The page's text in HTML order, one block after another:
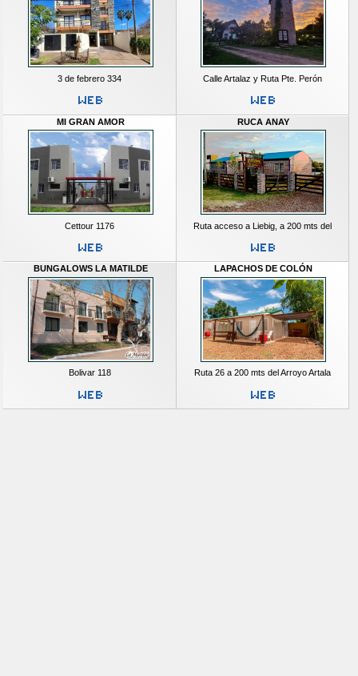
3 de febrero 334 Calle Artalaz y Ruta Pte. Perón
MI GRAN AMOR
Cettour 1176
RUCA ANAY
Ruta acceso a Liebig, a 200 mts del
BUNGALOWS LA MATILDE
Bolivar 118
LAPACHOS DE COLÓN
Ruta 26 a 200 mts del Arroyo Artala